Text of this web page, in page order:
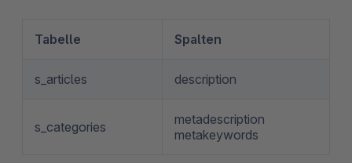
Tabelle Spalten
s_articles description
s_categories
metadescription
metakeywords